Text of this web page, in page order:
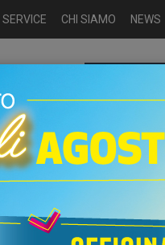
SERVICE CHI SIAMO NEWS
Chiamaci